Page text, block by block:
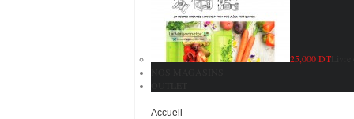
25,000 DT
Accueil